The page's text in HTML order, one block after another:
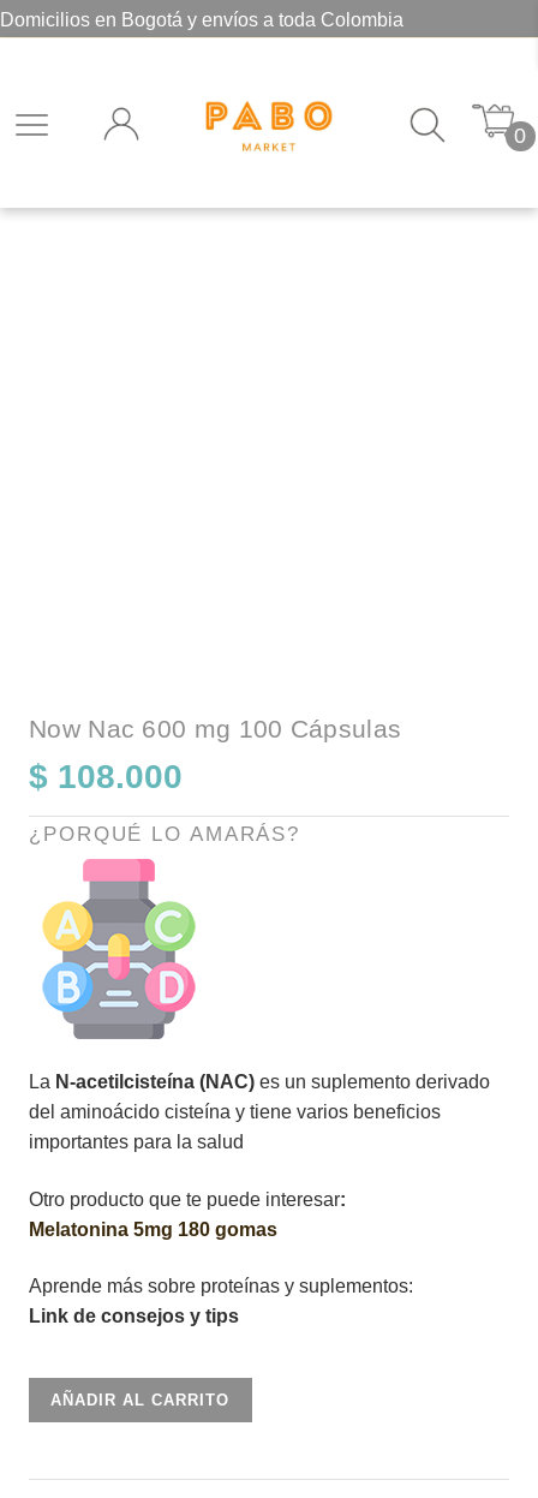
Domicilios en Bogotá y envíos a toda Colombia
0
Now Nac 600 mg 100 Cápsulas
$ 108.000
¿PORQUÉ LO AMARÁS?
La N-acetilcisteína (NAC) es un suplemento derivado
del aminoácido cisteína y tiene varios beneficios
importantes para la salud
Otro producto que te puede interesar:
Melatonina 5mg 180 gomas
Aprende más sobre proteínas y suplementos:
Link de consejos y tips
Now
Nac
mg
AÑADIR AL CARRITO